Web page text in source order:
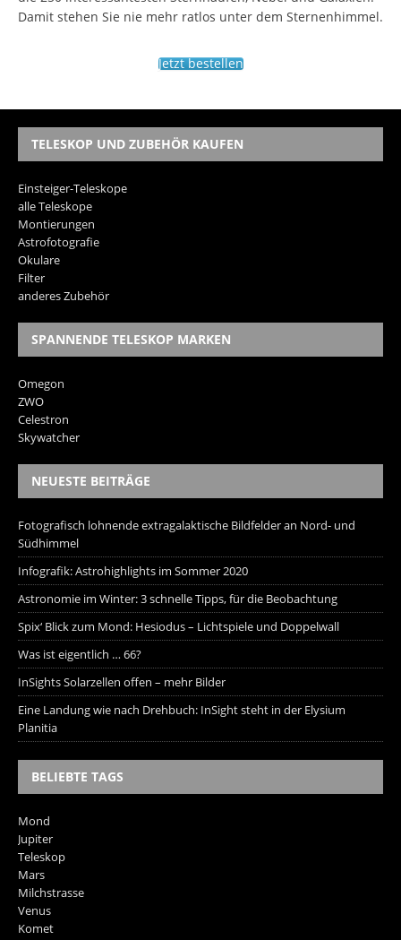
Damit stehen Sie nie mehr ratlos unter dem Sternenhimmel.
Jetzt bestellen
TELESKOP UND ZUBEHÖR KAUFEN
Einsteiger-Teleskope
alle Teleskope
Montierungen
Astrofotografie
Okulare
Filter
anderes Zubehör
SPANNENDE TELESKOP MARKEN
Omegon
ZWO
Celestron
Skywatcher
NEUESTE BEITRÄGE
Fotografisch lohnende extragalaktische Bildfelder an Nord- und
Südhimmel
Infografik: Astrohighlights im Sommer 2020
Astronomie im Winter: 3 schnelle Tipps, für die Beobachtung
Spix‘ Blick zum Mond: Hesiodus – Lichtspiele und Doppelwall
Was ist eigentlich … 66?
InSights Solarzellen offen – mehr Bilder
Eine Landung wie nach Drehbuch: InSight steht in der Elysium
Planitia
BELIEBTE TAGS
Mond
Jupiter
Teleskop
Mars
Milchstrasse
Venus
Komet